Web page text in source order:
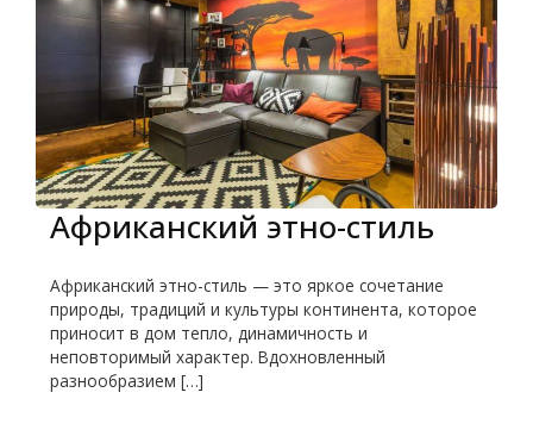
Африканский этно-стиль
Африканский этно-стиль — это яркое сочетание
природы, традиций и культуры континента, которое
приносит в дом тепло, динамичность и
неповторимый характер. Вдохновленный
разнообразием […]